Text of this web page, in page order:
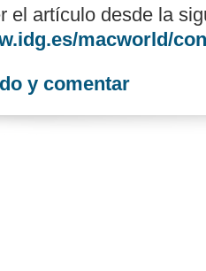
el artículo desde la
macworld/
y comentar